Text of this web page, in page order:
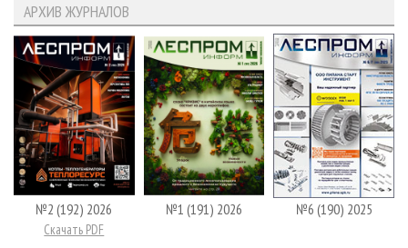
АРХИВ ЖУРНАЛОВ
№2 (192) 2026
Скачать PDF
№1 (191) 2026 №6 (190) 2025